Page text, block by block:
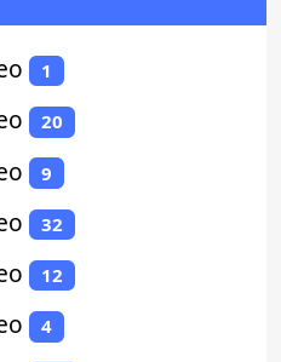
1
20
9
32
12
4